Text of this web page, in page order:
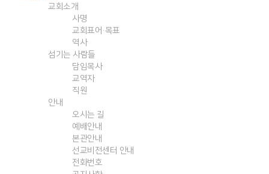
교회소개
사명
교회표어·목표
역사
섬기는 사람들
담임목사
교역자
직원
안내
오시는 길
예배안내
본관안내
선교비전센터 안내
전화번호